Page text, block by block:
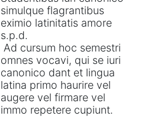
simulque flagrantibus
eximio latinitatis amore
s.p.d.
Ad cursum hoc semestri
omnes vocavi, qui se iuri
canonico dant et lingua
latina primo haurire vel
augere vel firmare vel
immo repetere cupiunt.